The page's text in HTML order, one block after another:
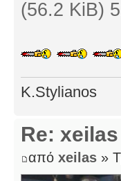
(56.2 KiB)
K.Stylianos
Re:
από xeilas »